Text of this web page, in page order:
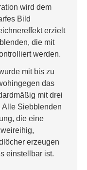
wird dem
Bild
erzielt
die mit
werden.
mit bis zu
das
mit drei
Alle Siebblenden
die eine
erzeugen
einstellbar ist.